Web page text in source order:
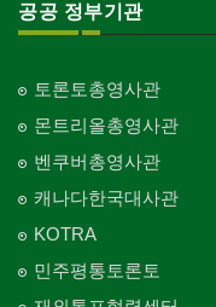
공공 정부기관
토론토총영사관
몬트리올총영사관
벤쿠버총영사관
캐나다한국대사관
KOTRA
민주평통토론토